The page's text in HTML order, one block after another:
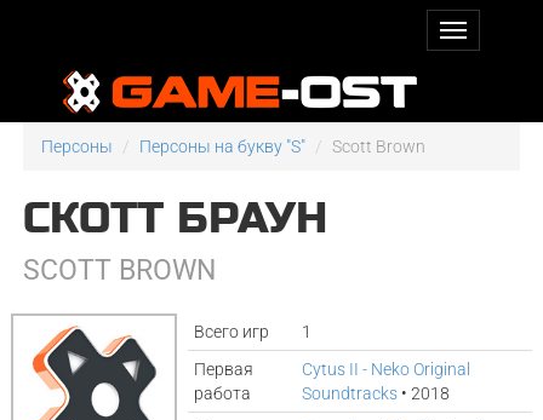
Персоны Персоны на букву "S" Scott Brown
СКОТТ БРАУН
SCOTT BROWN
Всего игр
1
Первая
работа
Cytus II - Neko Original
Soundtracks • 2018